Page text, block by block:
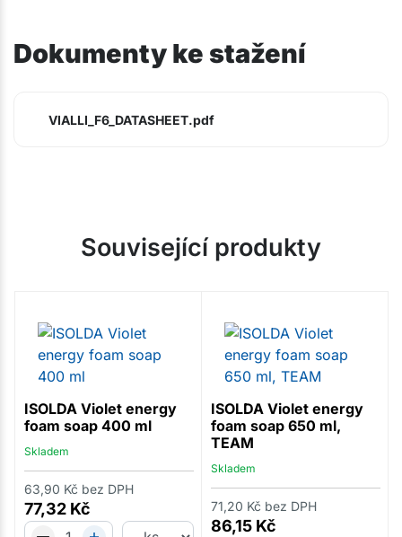
Dokumenty ke stažení
VIALLI_F6_DATASHEET.pdf
Související produkty
ISOLDA Violet energy
foam soap 400 ml
Skladem
77,32 Kč
63,90 Kč bez DPH
ISOLDA Violet energy
foam soap 650 ml,
TEAM
Skladem
86,15 Kč
71,20 Kč bez DPH